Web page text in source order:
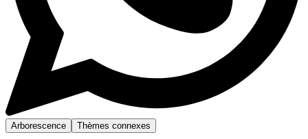
Arborescence Thèmes connexes